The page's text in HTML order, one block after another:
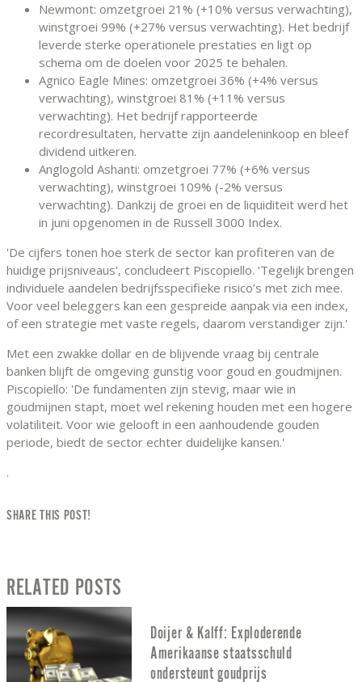
Newmont: omzetgroei 21% (+10% versus verwachting),
winstgroei 99% (+27% versus verwachting). Het bedrijf
leverde sterke operationele prestaties en ligt op
schema om de doelen voor 2025 te behalen.
Agnico Eagle Mines: omzetgroei 36% (+4% versus
verwachting), winstgroei 81% (+11% versus
verwachting). Het bedrijf rapporteerde
recordresultaten, hervatte zijn aandeleninkoop en bleef
dividend uitkeren.
Anglogold Ashanti: omzetgroei 77% (+6% versus
verwachting), winstgroei 109% (-2% versus
verwachting). Dankzij de groei en de liquiditeit werd het
in juni opgenomen in de Russell 3000 Index.
'De cijfers tonen hoe sterk de sector kan profiteren van de
huidige prijsniveaus', concludeert Piscopiello. 'Tegelijk brengen
individuele aandelen bedrijfsspecifieke risico’s met zich mee.
Voor veel beleggers kan een gespreide aanpak via een index,
of een strategie met vaste regels, daarom verstandiger zijn.'
Met een zwakke dollar en de blijvende vraag bij centrale
banken blijft de omgeving gunstig voor goud en goudmijnen.
Piscopiello: 'De fundamenten zijn stevig, maar wie in
goudmijnen stapt, moet wel rekening houden met een hogere
volatiliteit. Voor wie gelooft in een aanhoudende gouden
periode, biedt de sector echter duidelijke kansen.'
.
SHARE THIS POST!
RELATED POSTS
Doijer & Kalff: Exploderende
Amerikaanse staatsschuld
ondersteunt goudprijs